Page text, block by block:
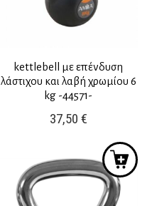
kettlebell με επένδυση
λάστιχου και λαβή χρωμίου 6
kg -44571-
37,50 €